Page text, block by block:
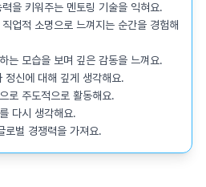
을 키워주는 멘토링 기술을 익혀요.
업적 소명으로 느껴지는 순간을 경험해
는 모습을 보며 깊은 감동을 느껴요.
정신에 대해 깊게 생각해요.
로 주도적으로 활동해요.
다시 생각해요.
로벌 경쟁력을 가져요.